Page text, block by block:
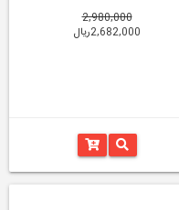
2,980,000
2,682,000ریال